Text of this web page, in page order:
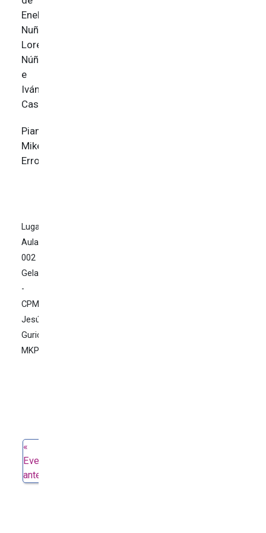
Eneko
Nuño,
Lorena
Núñez
e
Iván
Casado.
Pianista:
Mikel
Erro
Lugar:
Aula
002
Gela
-
CPM
Jesús
Guridi
MKP
Evento
anterior